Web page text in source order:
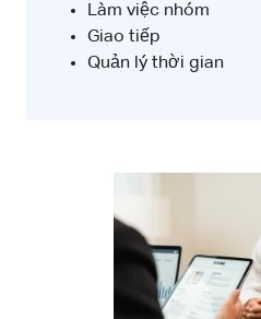
Làm việc nhóm
Giao tiếp
Quản lý thời gian